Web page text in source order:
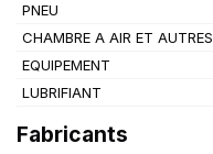
PNEU
CHAMBRE A AIR ET AUTRES
EQUIPEMENT
LUBRIFIANT
Fabricants